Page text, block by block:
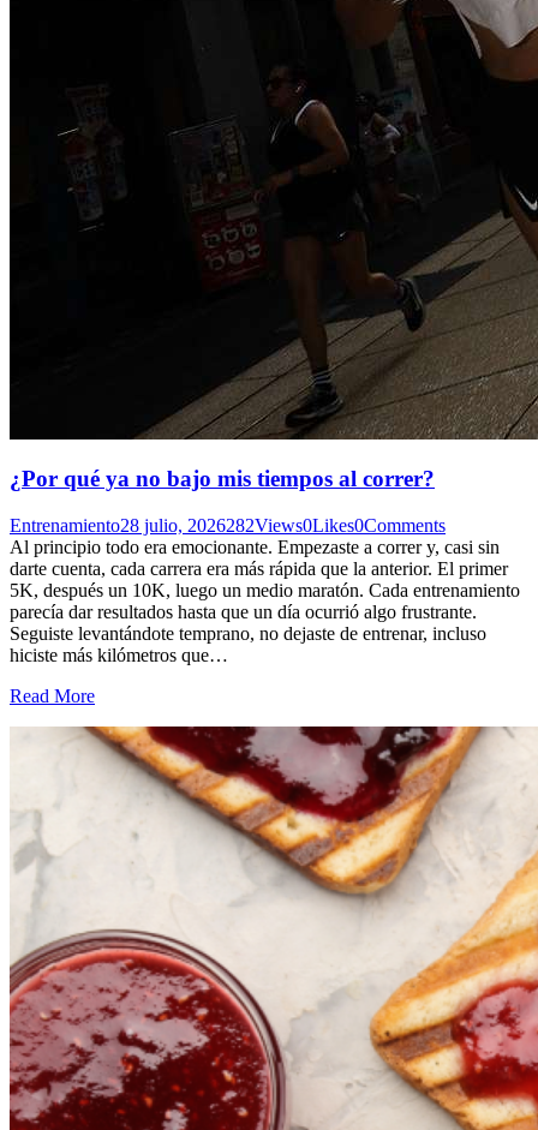
¿Por qué ya no bajo mis tiempos al correr?
Entrenamiento28 julio, 2026282Views0Likes0Comments
Al principio todo era emocionante. Empezaste a correr y, casi sin
darte cuenta, cada carrera era más rápida que la anterior. El primer
5K, después un 10K, luego un medio maratón. Cada entrenamiento
parecía dar resultados hasta que un día ocurrió algo frustrante.
Seguiste levantándote temprano, no dejaste de entrenar, incluso
hiciste más kilómetros que…
Read More